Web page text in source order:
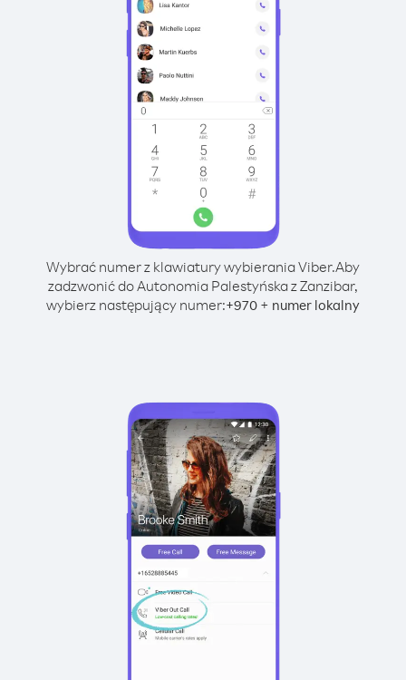
Wybrać numer z klawiatury wybierania Viber.Aby
zadzwonić do Autonomia Palestyńska z Zanzibar,
wybierz następujący numer:+970 + numer lokalny